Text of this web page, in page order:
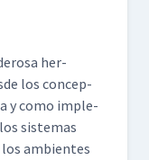
her­
los con­cep­
y como imple­
sis­temas
ambi­entes